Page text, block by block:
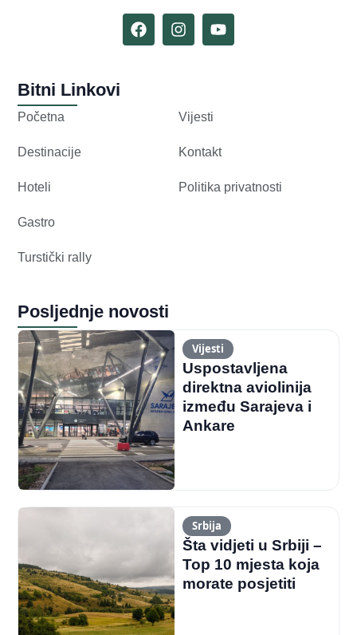
Bitni Linkovi
Početna
Destinacije
Hoteli
Gastro
Turstički rally
Vijesti
Kontakt
Politika privatnosti
Posljednje novosti
Vijesti
Uspostavljena
direktna aviolinija
između Sarajeva i
Ankare
Srbija
Šta vidjeti u Srbiji –
Top 10 mjesta koja
morate posjetiti